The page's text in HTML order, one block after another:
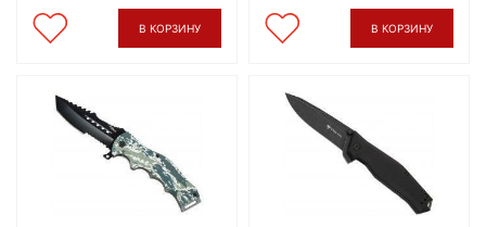
В КОРЗИНУ В КОРЗИНУ